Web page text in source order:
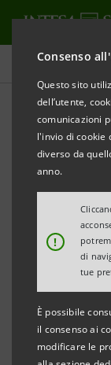
Consenso
Questo sito
dell’utente,
comunicazioni
l'invio di cookie
diverso da
anno.
!
di
tue
È possibile
il consenso ai
modificare le
Comunicati
STAMPA
INTESA
SpaceX
Milano, 6
d’Impresa
suoi principali
SpaceX(Space
SpaceX è
California ed è